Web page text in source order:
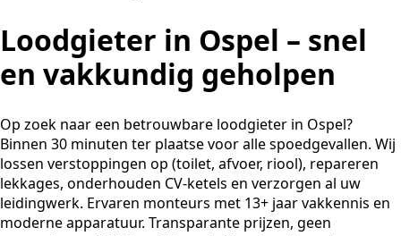
Loodgieter in Ospel – snel
en vakkundig geholpen
Op zoek naar een betrouwbare loodgieter in Ospel?
Binnen 30 minuten ter plaatse voor alle spoedgevallen. Wij
lossen verstoppingen op (toilet, afvoer, riool), repareren
lekkages, onderhouden CV-ketels en verzorgen al uw
leidingwerk. Ervaren monteurs met 13+ jaar vakkennis en
moderne apparatuur. Transparante prijzen, geen